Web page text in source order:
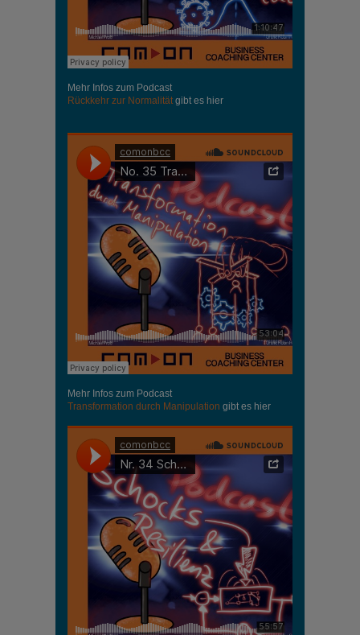
Mehr Infos zum Podcast
Rückkehr zur Normalitätgibt es hier
Mehr Infos zum Podcast
Transformation durch Manipulation gibt es hier